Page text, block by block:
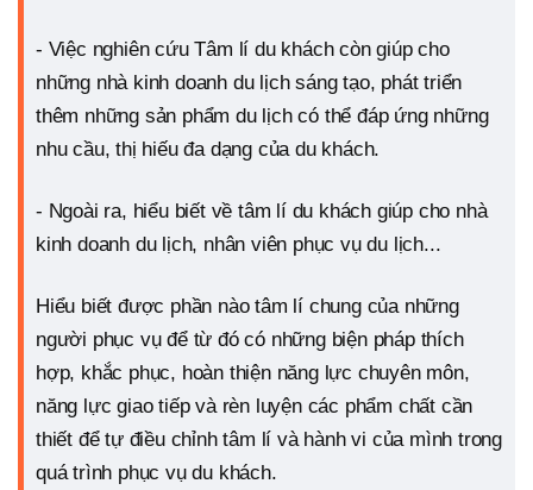
- Việc nghiên cứu Tâm lí du khách còn giúp cho
những nhà kinh doanh du lịch sáng tạo, phát triển
thêm những sản phẩm du lịch có thể đáp ứng những
nhu cầu, thị hiếu đa dạng của du khách.
- Ngoài ra, hiểu biết về tâm lí du khách giúp cho nhà
kinh doanh du lịch, nhân viên phục vụ du lịch...
Hiểu biết được phần nào tâm lí chung của những
người phục vụ để từ đó có những biện pháp thích
hợp, khắc phục, hoàn thiện năng lực chuyên môn,
năng lực giao tiếp và rèn luyện các phẩm chất cần
thiết để tự điều chỉnh tâm lí và hành vi của mình trong
quá trình phục vụ du khách.